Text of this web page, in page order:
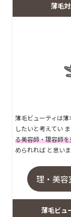
薄毛
薄毛ビューティは
したいと考えてい
る美容師・理容師を
められれば と思い
理・美容
薄毛ビュ